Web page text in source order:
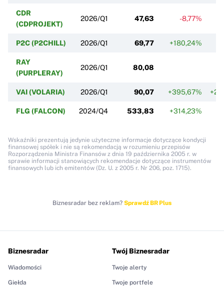
CDR
(CDPROJEKT)
2026/Q1 47,63 -8,77%
P2C (P2CHILL) 2026/Q1 69,77 +180,24%
RAY
(PURPLERAY)
2026/Q1 80,08
VAI (VOLARIA) 2026/Q1 90,07 +395,67%
FLG (FALCON) 2024/Q4 533,83 +314,23%
Wskaźniki prezentują jedynie użyteczne informacje dotyczące kondycji
finansowej spółek i nie są rekomendacją w rozumieniu przepisów
Rozporządzenia Ministra Finansów z dnia 19 października 2005 r. w
sprawie informacji stanowiących rekomendacje dotyczące instrumentów
finansowych lub ich emitentów (Dz. U. z 2005 r. Nr 206, poz. 1715).
Biznesradar bez reklam? Sprawdź BR Plus
Biznesradar
Wiadomości
Giełda
Twój Biznesradar
Twoje alerty
Twoje portfele